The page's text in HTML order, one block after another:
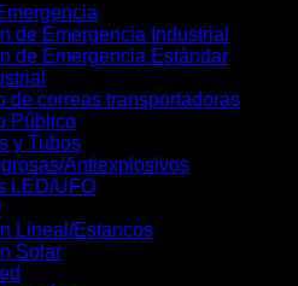
de Emergencia Industrial
de Emergencia Estándar
de correas transportadoras
Público
y Tubos
Antiexplosivos
LED/UFO
Lineal/Estancos
Solar